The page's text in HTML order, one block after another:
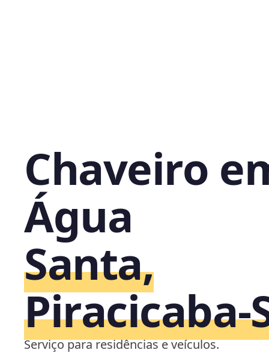
Chaveiro
Água
Santa,
Serviço para residências e veículos.